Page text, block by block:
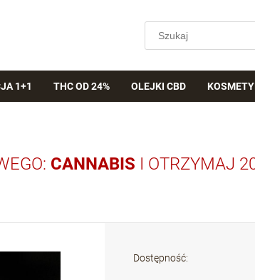
1+1 THC OD 24% OLEJKI CBD
CANNABIS I OTRZYMAJ
Dostępność: